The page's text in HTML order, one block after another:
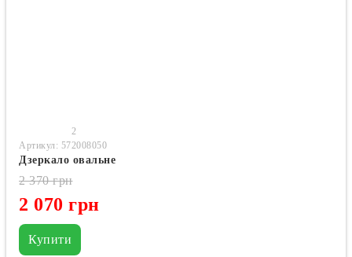
2
Артикул: 572008050
Дзеркало овальне
2 070 грн
2 370 грн
Купити